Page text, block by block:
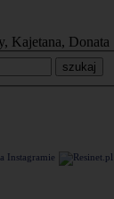
Kajetana, Donata